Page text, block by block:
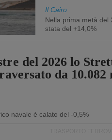
Il Cairo
Nella prima metà del
stata del +14,0%
del 2026 lo
da 10.082
navale è calato del -0,5%